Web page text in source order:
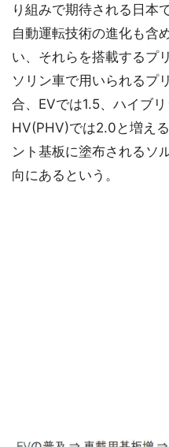
り組みで期待される日本
自動運転技術の進化も含
い、それらを搭載するプ
ソリン車で用いられるプ
合、EVでは1.5、ハイブ
HV(PHV)では2.0と増え
ント基板に塗布されるソ
向にあるという。